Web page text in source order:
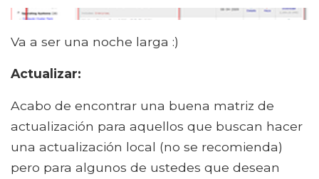
Va a ser una noche larga :)
Actualizar:
Acabo de encontrar una buena matriz de
actualización para aquellos que buscan hacer
una actualización local (no se recomienda)
pero para algunos de ustedes que desean